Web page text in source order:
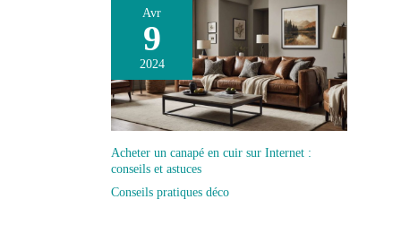
Avr
9
2024
Acheter un canapé en cuir sur Internet :
conseils et astuces
Conseils pratiques déco